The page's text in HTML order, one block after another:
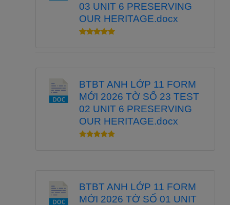
03 UNIT 6 PRESERVING
OUR HERITAGE.docx
BTBT ANH LỚP 11 FORM
MỚI 2026 TỜ SỐ 23 TEST
02 UNIT 6 PRESERVING
OUR HERITAGE.docx
BTBT ANH LỚP 11 FORM
MỚI 2026 TỜ SỐ 01 UNIT